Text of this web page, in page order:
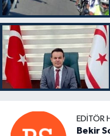
EDITÖR
Bekir